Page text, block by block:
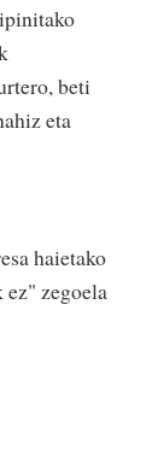
beti
eta
haietako
zegoela